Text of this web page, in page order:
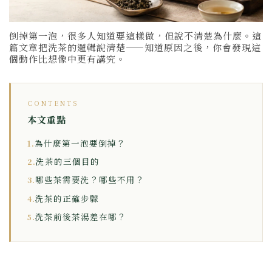
倒掉第一泡，很多人知道要這樣做，但說不清楚為什麼。這
篇文章把洗茶的邏輯說清楚——知道原因之後，你會發現這
個動作比想像中更有講究。
CONTENTS
本文重點
1.為什麼第一泡要倒掉？
2.洗茶的三個目的
3.哪些茶需要洗？哪些不用？
4.洗茶的正確步驟
5.洗茶前後茶湯差在哪？